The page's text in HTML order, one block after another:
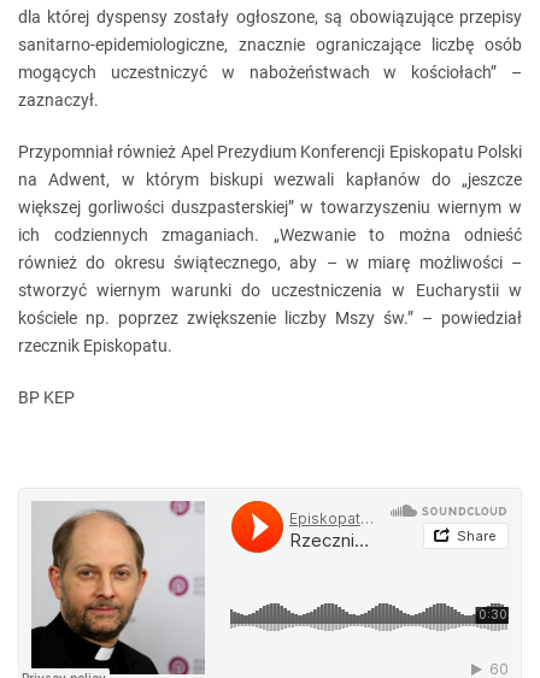
dla której dyspensy zostały ogłoszone, są obowiązujące przepisy
sanitarno-epidemiologiczne, znacznie ograniczające liczbę osób
mogących uczestniczyć w nabożeństwach w kościołach” –
zaznaczył.
Przypomniał również Apel Prezydium Konferencji Episkopatu Polski
na Adwent, w którym biskupi wezwali kapłanów do „jeszcze
większej gorliwości duszpasterskiej” w towarzyszeniu wiernym w
ich codziennych zmaganiach. „Wezwanie to można odnieść
również do okresu świątecznego, aby – w miarę możliwości –
stworzyć wiernym warunki do uczestniczenia w Eucharystii w
kościele np. poprzez zwiększenie liczby Mszy św.” – powiedział
rzecznik Episkopatu.
BP KEP